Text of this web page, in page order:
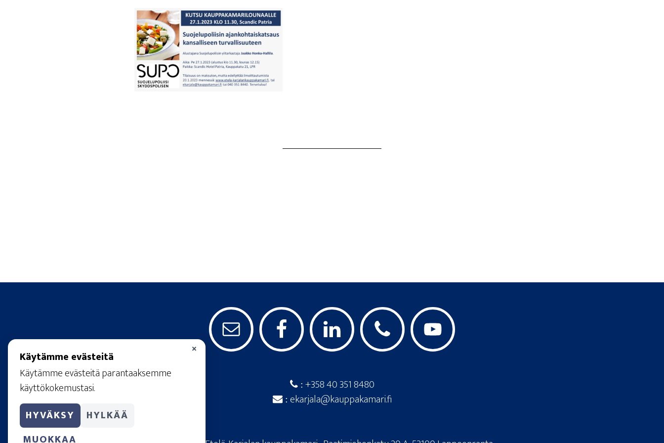
: +358 40 351 8480
: ekarjala@kauppakamari.fi
×
Käytämme evästeitä
Käytämme evästeitä parantaaksemme
käyttökokemustasi.
HYVÄKSY
HYLKÄÄ
MUOKKAA